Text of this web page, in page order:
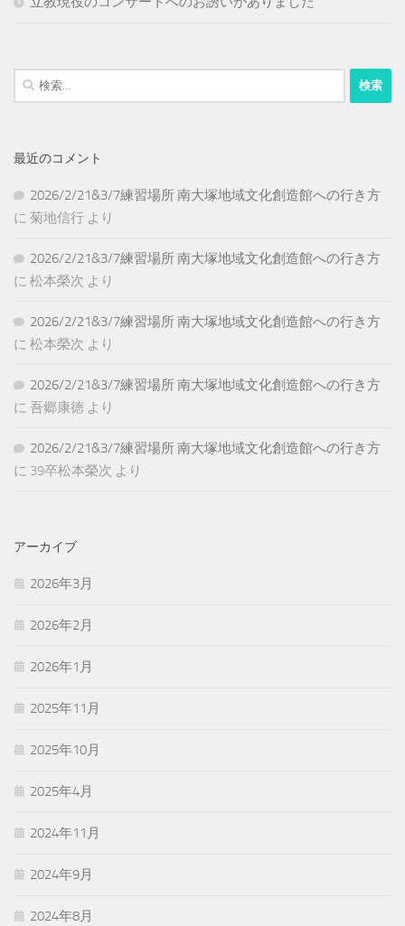
検
索:
最近のコメント
2026/2/21&3/7練習場所 南大塚地域文化創造館への行き方
に 菊地信行 より
2026/2/21&3/7練習場所 南大塚地域文化創造館への行き方
に 松本榮次 より
2026/2/21&3/7練習場所 南大塚地域文化創造館への行き方
に 松本榮次 より
2026/2/21&3/7練習場所 南大塚地域文化創造館への行き方
に 吾郷康徳 より
2026/2/21&3/7練習場所 南大塚地域文化創造館への行き方
に 39卒松本榮次 より
アーカイブ
2026年3月
2026年2月
2026年1月
2025年11月
2025年10月
2025年4月
2024年11月
2024年9月
2024年8月